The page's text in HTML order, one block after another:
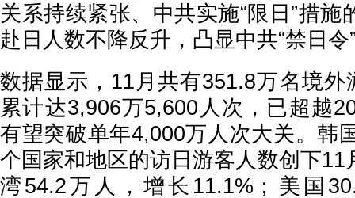
关系持续紧张、中共实施“限日”措施
赴日人数不降反升，凸显中共“禁日
数据显示，11月共有351.8万名境外
累计达3,906万5,600人次，已超越
有望突破单年4,000万人次大关。韩
个国家和地区的访日游客人数创下11
湾54.2万人，增长11.1%；美国